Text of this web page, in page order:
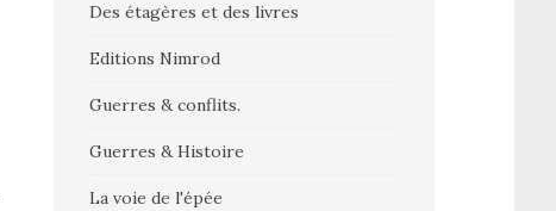
Des étagères et des livres
Editions Nimrod
Guerres & conflits.
Guerres & Histoire
La voie de l'épée